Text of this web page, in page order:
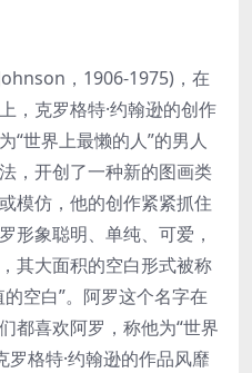
，1906-1975)，在
，克罗格特·约翰逊的创作
“世界上最懒的人”的男人
，开创了一种新的图画类
模仿，他的创作紧紧抓住
形象聪明、单纯、可爱，
其大面积的空白形式被称
空白”。阿罗这个名字在
都喜欢阿罗，称他为“世界
格特·约翰逊的作品风靡